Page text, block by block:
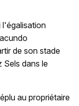
l'égalisation
de son stade
Sels dans le
au propriétaire